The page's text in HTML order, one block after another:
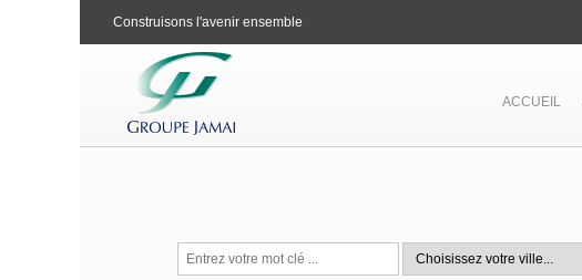
Construisons l'avenir ensemble
ACCUEIL